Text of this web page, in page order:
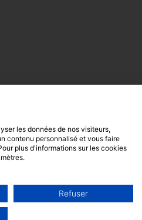
Mentions
les données de nos visiteurs,
contenu personnalisé et vous faire
plus d'informations sur les cookies
Refuser